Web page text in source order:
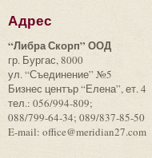
Адрес
“Либра Скорп” ООД
гр. Бургас, 8000
ул. “Съединение” №5
Бизнес център “Елена”, ет. 4
тел.: 056/994-809;
088/799-64-34; 089/837-85-50
E-mail: office@meridian27.com